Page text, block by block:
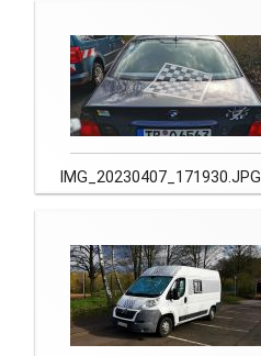
IMG_20230407_171930.JPG